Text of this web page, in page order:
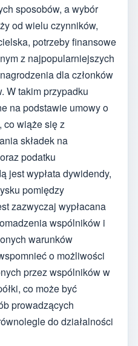
sposobów, a wybór
od wielu czynników,
potrzeby finansowe
z najpopularniejszych
dla członków
W takim przypadku
na podstawie umowy o
co wiąże się z
składek na
podatku
jest wypłata dywidendy,
pomiędzy
zazwyczaj wypłacana
wspólników i
warunków
o możliwości
przez wspólników w
co może być
prowadzących
do działalności